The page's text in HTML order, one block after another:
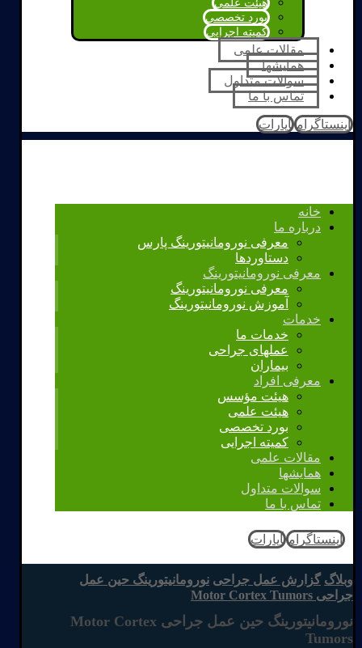
هیئت علمی
بورد تخصصی
کمیته اجرایی
مقالات علمی
همایشها
سوالات متداول
تماس با ما
اینستاگرام آپارات
خانه
درباره ما
معرفی نورومانیتورینگ پارس
دستاوردها
معرفی نورومانیتورینگ
معرفی نورومانیتورینگ
آموزش نورومانیتورینگ
خدمات
خدمات ما
عملهای جراحی
بیماران
معرفی افراد
هیئت مؤسس
هیئت علمی
بورد تخصصی
کمیته اجرایی
مقالات علمی
همایشها
سوالات متداول
تماس با ما
اینستاگرام آپارات
وبلاگ گزارش عمل جراحی نورومانیتورینگ حین عمل
جراحی Motor Cortex Tumors
نورومانیتورینگ حین عمل جراحی Motor Cortex
Tumors